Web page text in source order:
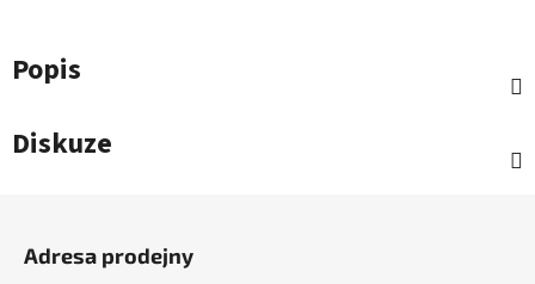
Popis
Diskuze
Adresa prodejny